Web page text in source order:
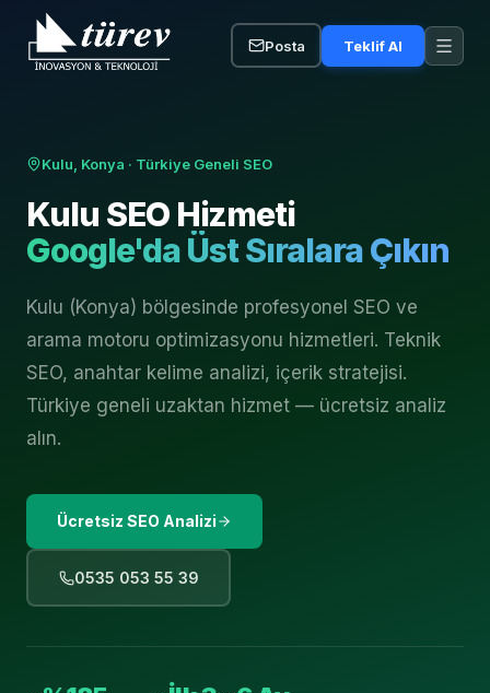
Posta Teklif Al
Kulu, Konya · Türkiye Geneli SEO
Kulu SEO Hizmeti
Google'da Üst Sıralara Çıkın
Kulu (Konya) bölgesinde profesyonel SEO ve
arama motoru optimizasyonu hizmetleri. Teknik
SEO, anahtar kelime analizi, içerik stratejisi.
Türkiye geneli uzaktan hizmet — ücretsiz analiz
alın.
Ücretsiz SEO Analizi
0535 053 55 39